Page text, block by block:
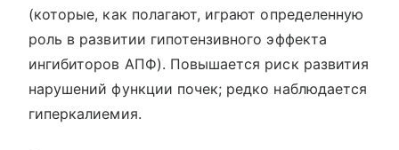
(которые, как полагают, играют определенную
роль в развитии гипотензивного эффекта
ингибиторов АПФ). Повышается риск развития
нарушений функции почек; редко наблюдается
гиперкалиемия.